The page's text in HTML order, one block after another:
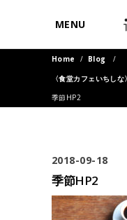
MENU
Home / Blog
/
〈食堂カフェいちし
季節HP2
2018-09-18
季節HP2